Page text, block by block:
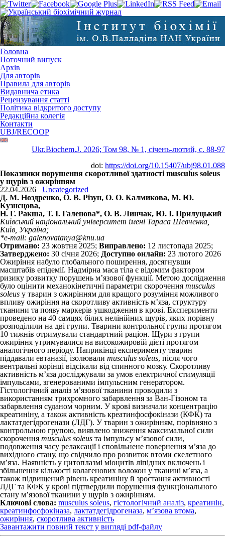
Головна
Поточний випуск
Архів
Для авторів
Правила для авторів
Видавнича етика
Рецензування статті
Політика відкритого доступу
Редакційна колегія
Контакти
UBJ/RECOOP
Ukr.Biochem.J. 2026; Том 98, № 1, січень-лютий, c. 88-97
doi: https://doi.org/10.15407/ubj98.01.088
Показники порушення скоротливої здатності musculus soleus
у щурів з ожирінням
22.04.2026
Uncategorized
Д. М. Ноздренко, О. В. Різун, О. О. Калмикова, М. Ю.
Кузнєцова,
Н. Г. Ракша, Т. І. Галенова*, О. В. Линчак, Ю. І. Прилуцький
Київський національний університет імені Тараса Шевченка,
Kиїв, Україна;
*e-mail: galenovatanya@knu.ua
Отримано: 23 жовтня 2025; Виправлено: 12 листопада 2025;
Затверджено: 30 січня 2026; Доступно онлайн: 23 лютого 2026
Ожиріння набуло глобального поширення, досягнувши
масштабів епідемії. Надмірна маса тіла є відомим фактором
ризику розвитку порушень м’язової функції. Метою дослідження
було оцінити механокінетичні параметри скорочення musculus
soleus у тварин з ожирінням для кращого розуміння можливого
впливу ожиріння на скоротливу активність м’яза, структуру
тканини та появу маркерів ушкодження в крові. Експерименти
проведено на 40 самцях білих нелінійних щурів, яких порівну
розподілили на дві групи. Тварини контрольної групи протягом
10 тижнів отримували стандартний раціон. Щури з групи
ожиріння утримувалися на високожировій дієті протягом
аналогічного періоду. Наприкінці експерименту тварин
піддавали евтаназії, ізолювали musculus soleus, після чого
вентральні корінці відсікали від спинного мозку. Скоротливу
активність м’яза досліджували за умов електрич­ної стимуляції
імпульсами, згенерованими імпульс­ним генератором.
Гістологічний аналіз м’язової тканини проводили з
використанням трихромного забарвлення за Ван-Гізоном та
забарвлення суданом чорним. У крові визначали концентрацію
креатиніну, а також активність креатинфосфокінази (КФК) та
лактатдегідрогенази (ЛДГ). У тварин з ожирінням, порівняно з
контрольною групою, виявлено зниження максимальної сили
скорочення musculus soleus та імпульсу м’язової сили,
подовження часу релаксації і сповільнене повернення м’яза до
вихідного стану, що свідчило про розвиток втоми скелетного
м’яза. Наявність у цитоплазмі міоцитів ліпідних включень і
збільшення кількості колагенових волокон у тканині м’яза, а
також підвищений рівень креа­тиніну й зростання активності
ЛДГ та КФК у крові підтвердили порушення функціонального
стану м’язової тканини у щурів з ожирінням.
Ключові слова: musculus soleus, гістологічний аналіз, креатинін,
креатинфосфокіназа, лактатдегідрогеназа, м’язова втома,
ожиріння, скоротлива активність
Завантажити повний текст у вигляді pdf-файлу